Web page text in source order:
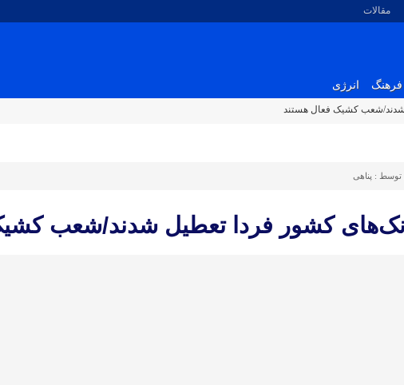
مقالات
فرهنگ انرژی
شدند/شعب کشیک فعال هستند
توسط : پناهی
کشور فردا تعطیل‌ شدند/شعب